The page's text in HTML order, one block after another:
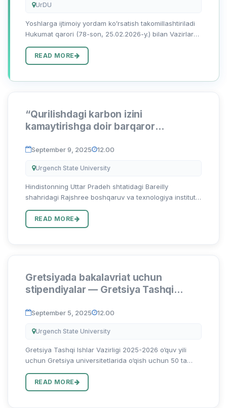
UrDU
Yoshlarga ijtimoiy yordam koʻrsatish takomillashtiriladi
Hukumat qarori (78-son, 25.02.2026-y.) bilan Vazirlar
oʻzgartirish va qoʻshimchalar kiritildi. Unga koʻra, “Yos...
READ MORE
“Qurilishdagi karbon izini
kamaytirishga doir barqaror
konferensiya
September 9, 2025 12.00
Urgench State University
Hindistonning Uttar Pradeh shtatidagi Bareilly
shahridagi Rajshree boshqaruv va texnologiya instituti
ikki kunlik “Qurilishdagi karbon izini kamaytirishga doir
barq...
READ MORE
Gretsiyada bakalavriat uchun
stipendiyalar — Gretsiya Tashqi
o‘quv yili
September 5, 2025 12.00
Urgench State University
Gretsiya Tashqi Ishlar Vazirligi 2025-2026 o‘quv yili
uchun Gretsiya universitetlarida o‘qish uchun 50 ta
taqdim etishini e’lon qiladi. Ushbu dastur xorijiy fuqar...
READ MORE